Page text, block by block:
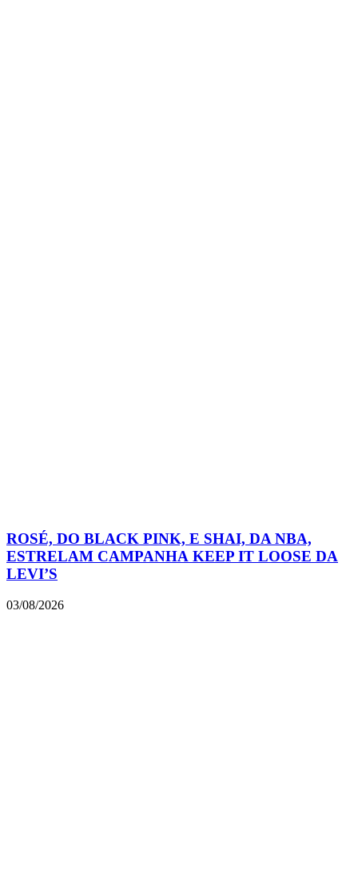
ROSÉ, DO BLACK PINK, E SHAI, DA NBA,
ESTRELAM CAMPANHA KEEP IT LOOSE DA
LEVI’S
03/08/2026